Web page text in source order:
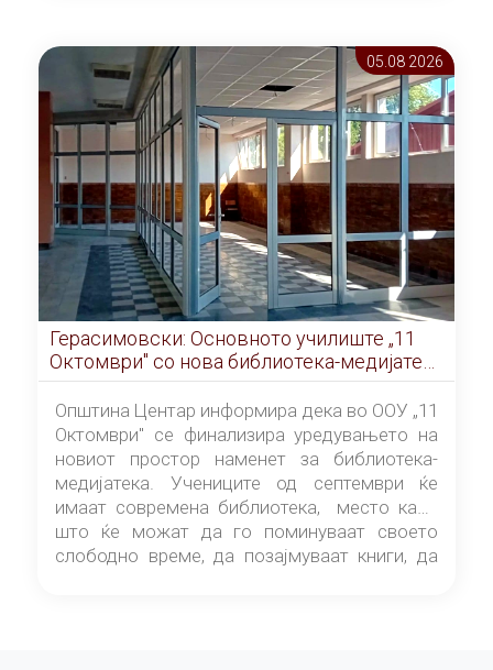
05.08 2026
Герасимовски: Основното училиште „11
Октомври" со нова библиотека-медијатека
од септември
Општина Центар информира дека во ООУ „11
Октомври" се финализира уредувањето на
новиот простор наменет за библиотека-
медијатека. Учениците од септември ќе
имаат современа библиотека, место каде
што ќе можат да го поминуваат своето
слободно време, да позајмуваат книги, да